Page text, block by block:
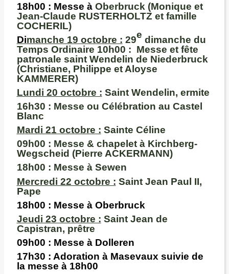
18h00 : Messe à Oberbruck (Monique et
Jean-Claude RUSTERHOLTZ et famille
COCHERIL)
Dimanche 19 octobre : 29e dimanche du
Temps Ordinaire 10h00 : Messe et fête
patronale saint Wendelin de Niederbruck
(Christiane, Philippe et Aloyse
KAMMERER)
Lundi 20 octobre : Saint Wendelin, ermite
16h30 : Messe ou Célébration au Castel
Blanc
Mardi 21 octobre : Sainte Céline
09h00 : Messe & chapelet à Kirchberg-
Wegscheid (Pierre ACKERMANN)
18h00 : Messe à Sewen
Mercredi 22 octobre : Saint Jean Paul II,
Pape
18h00 : Messe à Oberbruck
Jeudi 23 octobre : Saint Jean de
Capistran, prêtre
09h00 : Messe à Dolleren
17h30 : Adoration à Masevaux suivie de
la messe à 18h00